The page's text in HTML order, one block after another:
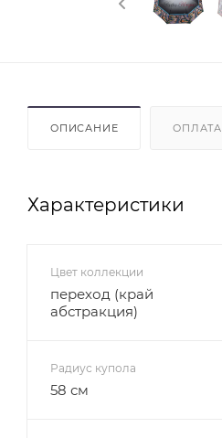
ОПИСАНИЕ ОПЛАТА
Характеристики
Цвет коллекции
переход (край
абстракция)
Радиус купола
58 см